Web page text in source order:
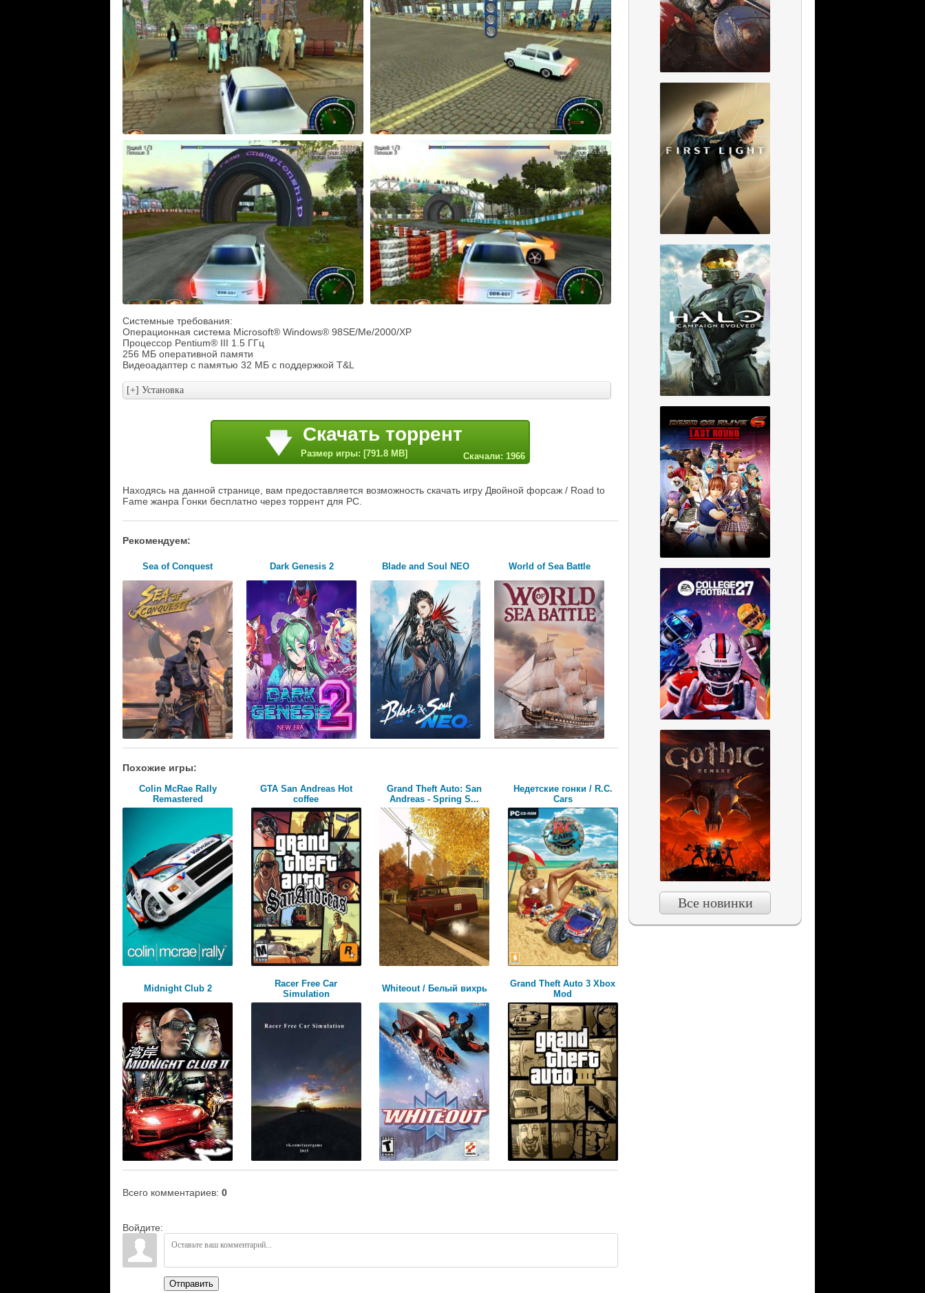
Системные требования:
Операционная система Microsoft® Windows® 98SE/Mе/2000/XP
Процессор Pentium® III 1.5 ГГц
256 МБ оперативной памяти
Видеоадаптер с памятью 32 МБ с поддержкой T&L
Скачать торрент
Размер игры: [791.8 MB] Скачали: 1966
Находясь на данной странице, вам предоставляется возможность скачать игру Двойной форсаж / Road to
Fame жанра Гонки бесплатно через торрент для PC.
Рекомендуем:
Sea of Conquest Dark Genesis 2 Blade and Soul NEO World of Sea Battle
Похожие игры:
Colin McRae Rally
Remastered
GTA San Andreas Hot
coffee
Grand Theft Auto: San
Andreas - Spring S...
Недетские гонки / R.C.
Cars
Midnight Club 2
Racer Free Car
Simulation
Whiteout / Белый вихрь
Grand Theft Auto 3 Xbox
Mod
Всего комментариев: 0
Войдите:
Отправить
Все новинки